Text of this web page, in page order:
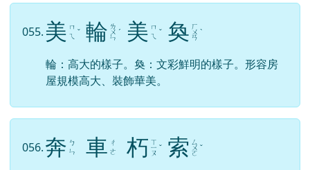
055. 美 ㄇ
ㄟ ˇ 輪 ㄌ
ㄨ
ㄣ
ˊ 美 ㄇ
ㄟ ˇ 奐 ㄏ
ㄨ
ㄢ
ˋ
輪：高大的樣子。奐：文彩鮮明的樣子。形容房
屋規模高大、裝飾華美。
056.奔 ㄅ
ㄣ
車 ㄔ
ㄜ
朽 ㄒ
ㄧ
ㄡ
ˇ 索 ㄙ
ㄨ
ㄛ
ˇ